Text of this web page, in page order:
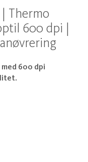
| Thermo
600 dpi |
600 dpi